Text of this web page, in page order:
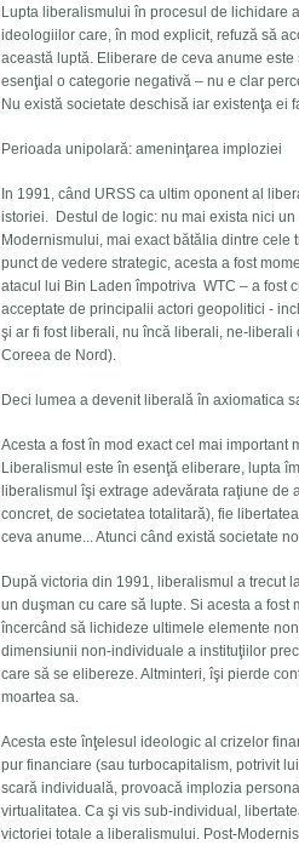
Lupta liberalismului în procesul de lichidare
ideologiilor care, în mod explicit, refuză să
această luptă. Eliberare de ceva anume
esenţial o categorie negativă – nu e clar
Nu există societate deschisă iar existenţa ei
Perioada unipolară: ameninţarea imploziei
In 1991, când URSS ca ultim oponent al
istoriei. Destul de logic: nu mai exista nici
Modernismului, mai exact bătălia dintre
punct de vedere strategic, acesta a fost
atacul lui Bin Laden împotriva WTC – a fost
acceptate de principalii actori geopolitici -
şi ar fi fost liberali, nu încă liberali, ne-
Coreea de Nord).
Deci lumea a devenit liberală în axiomatica
Acesta a fost în mod exact cel mai
Liberalismul este în esenţă eliberare, lupta
liberalismul îşi extrage adevărata raţiune de
concret, de societatea totalitară), fie
ceva anume... Atunci când există societate
După victoria din 1991, liberalismul a trecut
un duşman cu care să lupte. Si acesta a
încercând să lichideze ultimele elemente
dimensiunii non-individuale a instituţiilor
care să se elibereze. Altminteri, îşi pierde
moartea sa.
Acesta este înţelesul ideologic al crizelor
pur financiare (sau turbocapitalism, potrivit
scară individuală, provoacă implozia
virtualitatea. Ca şi vis sub-individual,
victoriei totale a liberalismului. Post-